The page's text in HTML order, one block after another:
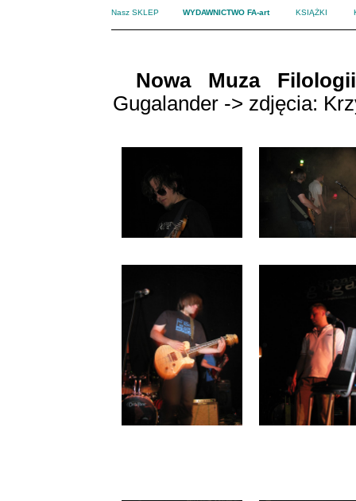
Nasz SKLEP WYDAWNICTWO FA-art KSIĄŻKI
Nowa Muza Filologii
Gugalander -> zdjęcia: